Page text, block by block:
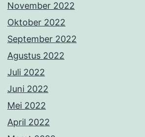
November 2022
Oktober 2022
September 2022
Agustus 2022
Juli 2022
Juni 2022
Mei 2022
April 2022